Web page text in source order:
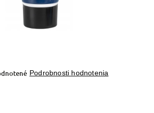
Podrobnosti hodnotenia